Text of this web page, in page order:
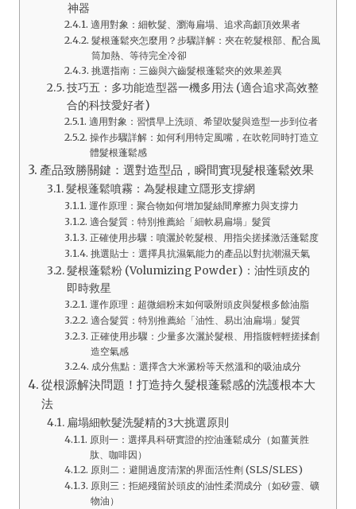
神器
適用對象：細軟髮、瀏海扁塌、追求高顱頂效果者
髮根蓬鬆夾怎麼用？步驟詳解：夾在乾髮根部、配合風
筒加熱、等待完全冷卻
挑選指南：三齒與六齒髮根蓬鬆夾的效果差異
技巧五：多功能造型器一機多用法 (適合追求高效整
合的科技愛好者)
適用對象：習慣早上洗頭、希望吹髮與造型一步到位者
操作步驟詳解：如何利用特定風嘴，在吹乾同時打造立
體髮根蓬鬆感
產品致勝關鍵：選對造型品，瞬間實現髮根蓬鬆效果
髮根蓬鬆噴霧：為髮根建立隱形支撐網
運作原理：聚合物如何增加髮絲間摩擦力與支撐力
適合髮質：特別推薦給「細軟易扁塌」髮質
正確使用步驟：噴灑於乾髮根、用指尖搓揉激活蓬鬆度
挑選貼士：選擇具抗濕氣能力的產品以對抗潮濕天氣
髮根蓬鬆粉 (Volumizing Powder)：油性頭皮的
即時救星
運作原理：超微細粉末如何吸附頭皮與髮根多餘油脂
適合髮質：特別推薦給「油性、易出油扁塌」髮質
正確使用步驟：少量多次灑於髮根、用指腹輕輕搓揉創
造空氣感
成分焦點：選擇含大米澱粉等天然溫和的吸油成分
從根源解決問題！打造持久髮根蓬鬆感的洗護根本大
法
扁塌細軟髮洗髮精的3大挑選原則
原則一：選擇具科研實證的控油蓬鬆成分（如薑黃胜
肽、咖啡因）
原則二：避開過度清潔的界面活性劑 (SLS/SLES)
原則三：拒絕殘留於頭皮的油性柔潤成分（如矽靈、礦
物油）